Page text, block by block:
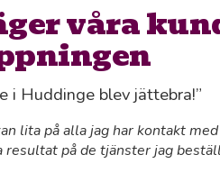
våra
i Huddinge blev jättebra!”
lita på alla jag har kontakt
på de tjänster jag